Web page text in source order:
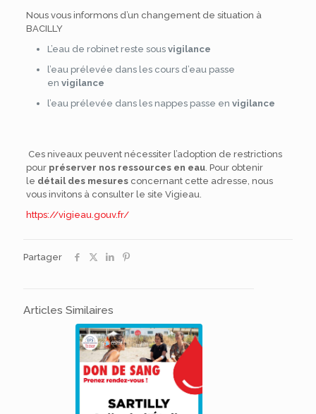
Nous vous informons d’un changement de situation à
BACILLY
L’eau de robinet reste sous vigilance
l’eau prélevée dans les cours d’eau passe
en vigilance
l’eau prélevée dans les nappes passe en vigilance
Ces niveaux peuvent nécessiter l’adoption de restrictions
pour préserver nos ressources en eau. Pour obtenir
le détail des mesuresconcernant cette adresse, nous
vous invitons à consulter le site Vigieau.
https://vigieau.gouv.fr/
Partager
Articles Similaires